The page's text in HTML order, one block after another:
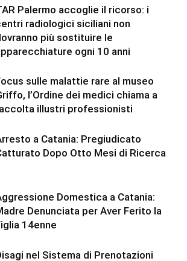
Palermo accoglie il ricorso: i
radiologici siciliani non
più sostituire le
ogni 10 anni
sulle malattie rare al museo
l’Ordine dei medici chiama a
illustri professionisti
a Catania: Pregiudicato
Dopo Otto Mesi di Ricerca
Domestica a Catania:
Denunciata per Aver Ferito la
14enne
nel Sistema di Prenotazioni